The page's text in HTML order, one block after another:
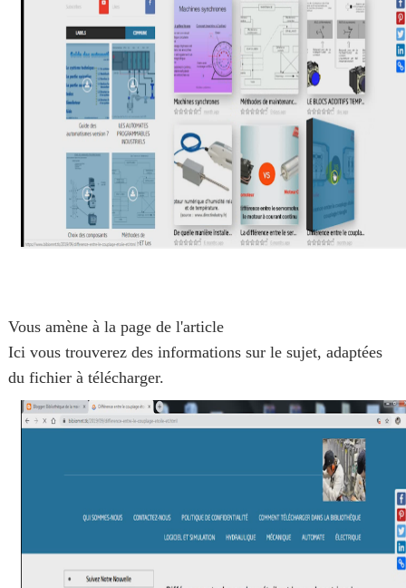
Vous amène à la page de l'article
Ici vous trouverez des informations sur le sujet, adaptées
du fichier à télécharger.